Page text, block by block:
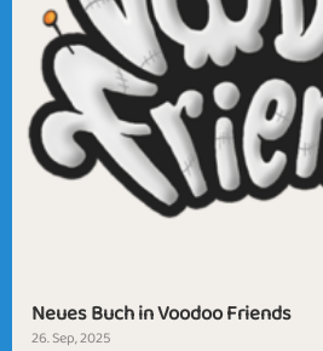
Neues Buch in Voodoo Friends
26. Sep, 2025